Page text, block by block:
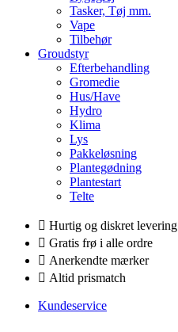
Tasker, Tøj mm.
Vape
Tilbehør
Groudstyr
Efterbehandling
Gromedie
Hus/Have
Hydro
Klima
Lys
Pakkeløsning
Plantegødning
Plantestart
Telte
Hurtig og diskret levering
Gratis frø i alle ordre
Anerkendte mærker
Altid prismatch
Kundeservice